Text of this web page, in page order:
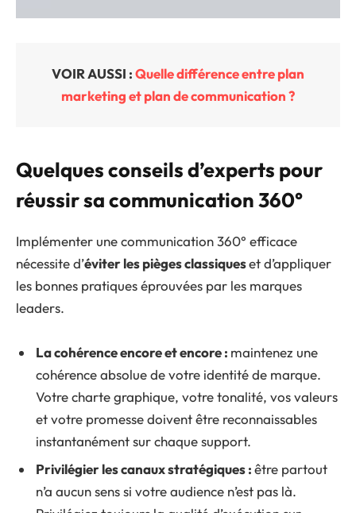
VOIR AUSSI :Quelle différence entre plan
marketing et plan de communication ?
Quelques conseils d’experts pour
réussir sa communication 360°
Implémenter une communication 360° efficace
nécessite d’éviter les pièges classiqueset d’appliquer
les bonnes pratiques éprouvées par les marques
leaders.
La cohérence encore et encore : maintenez une
cohérence absolue de votre identité de marque.
Votre charte graphique, votre tonalité, vos valeurs
et votre promesse doivent être reconnaissables
instantanément sur chaque support.
Privilégier les canaux stratégiques :être partout
n’a aucun sens si votre audience n’est pas là.